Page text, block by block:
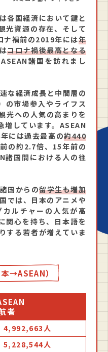
各国経済において鍵と
光資源の存在、そして
ナ禍前の2019年には年
コロナ禍後最高となる
諸国を訪れまし
な経済成長と中間層の
の市場参入やライフス
光への人気の高まりを
増しています。ASEAN
には過去最高の約440
の約2.7倍、15年前の
諸国間における人の往
国からの留学生も増加
では、日本のアニメや
ルチャーの人気が高
関心を持ち、日本語を
する若者が増えていま
→ASEAN）
者
4,992,663人
5,228,544人